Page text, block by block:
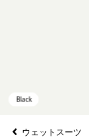
ウェットスーツ